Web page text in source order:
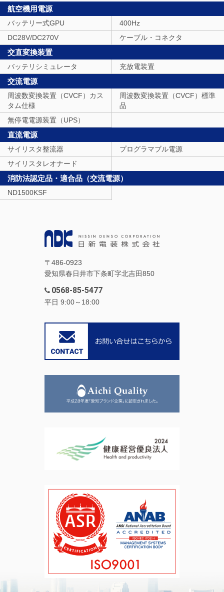
航空機用電源
バッテリー式GPU
400Hz
DC28V/DC270V
ケーブル・コネクタ
交直変換装置
バッテリシミュレータ 充放電装置
交流電源
周波数変換装置（CVCF）カス
タム仕様
周波数変換装置（CVCF）標準
品
無停電電源装置（UPS）
直流電源
サイリスタ整流器
プログラマブル電源
サイリスタレオナード
消防法認定品・適合品（交流電源）
ND1500KSF
〒486-0923
愛知県春日井市下条町字北吉田850
0568-85-5477
平日 9:00～18:00